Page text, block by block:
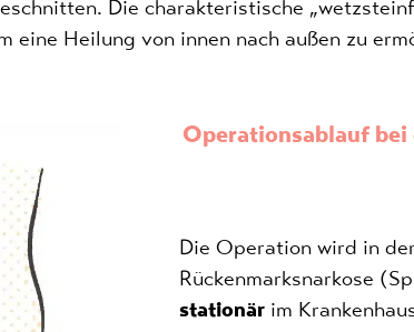
Die charakteristische
Heilung von innen nach außen zu
Operationsablauf
Die Operation wird in
Rückenmarksnarkose
stationär im